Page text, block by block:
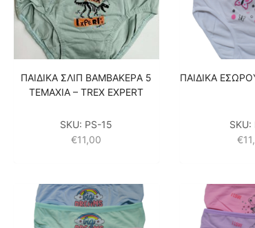
ΠΑΙΔΙΚA ΣΛΙΠ ΒΑΜΒΑΚΕΡA 5
ΤΕΜΑΧΙΑ – TREX EXPERT
SKU: PS-15
€11,00
ΠΑΙΔΙΚΑ
SKU:
€